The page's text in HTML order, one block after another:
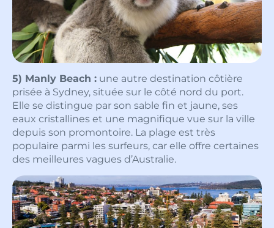
5) Manly Beach : une autre destination côtière
prisée à Sydney, située sur le côté nord du port.
Elle se distingue par son sable fin et jaune, ses
eaux cristallines et une magnifique vue sur la ville
depuis son promontoire. La plage est très
populaire parmi les surfeurs, car elle offre certaines
des meilleures vagues d’Australie.